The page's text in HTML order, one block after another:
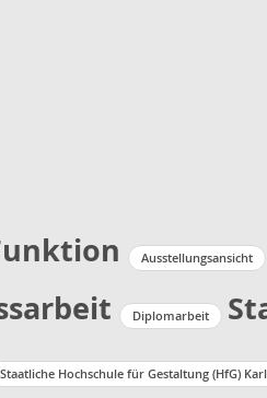
Ausstellungsansicht
Diplomarbeit
Staatliche Hochschule für Gestaltung (HfG)